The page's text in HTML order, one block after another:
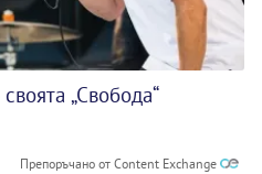
„Свобода“
Препоръчано от Content Exchange